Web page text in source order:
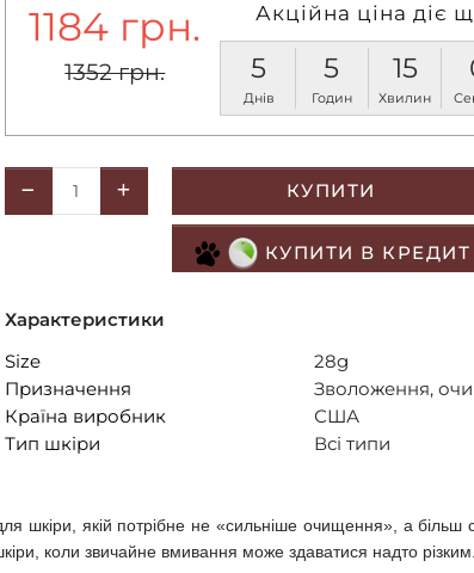
1184 грн.
1352 грн.
Акційна ціна діє
5
Днів
5
Годин
14
Хвилин
КУПИТИ
КУПИТИ В КРЕДИТ
Характеристики
Size
28g
Призначення
Зволоження,
Країна виробник
США
Тип шкіри
Всі типи
шкіри, якій потрібне не «сильніше очищення», а більш
коли звичайне вмивання може здаватися надто різким.